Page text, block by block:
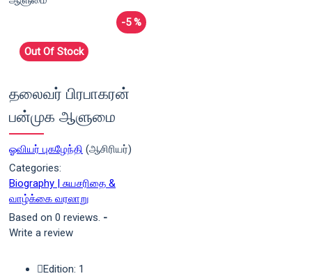
-5 %
Out Of Stock
தலைவர் பிரபாகரன்
பன்முக ஆளுமை
ஓவியர் புகழேந்தி (ஆசிரியர்)
Categories:
Biography | சுயசரிதை &
வாழ்க்கை வரலாறு
Based on 0 reviews. -
Write a review
Edition: 1